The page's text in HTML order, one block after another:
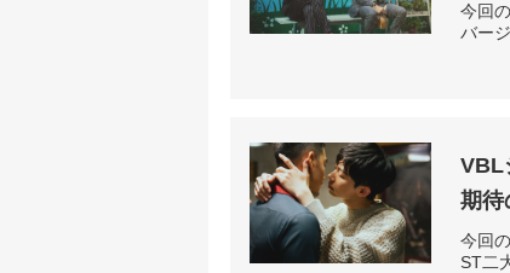
今回
バー
VBL
期待
今回
ST二